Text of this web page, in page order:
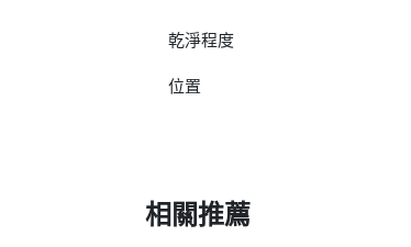
乾淨程度
位置
相關推薦